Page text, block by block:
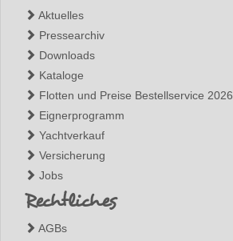
Aktuelles
Pressearchiv
Downloads
Kataloge
Flotten und Preise Bestellservice 2026
Eignerprogramm
Yachtverkauf
Versicherung
Jobs
Rechtliches
AGBs